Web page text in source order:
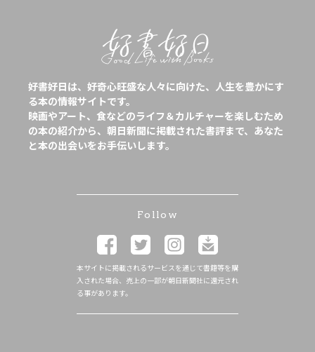
好書好日は、好奇心旺盛な人々に向けた、人生を豊かにす
る本の情報サイトです。
映画やアート、食などのライフ＆カルチャーを楽しむため
の本の紹介から、朝日新聞に掲載された書評まで、あなた
と本の出会いをお手伝いします。
Follow
本サイトに掲載されるサービスを通じて書籍等を購
入された場合、売上の一部が朝日新聞社に還元され
る事があります。